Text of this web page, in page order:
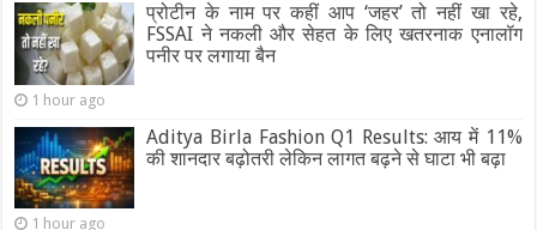
प्रोटीन के नाम पर कहीं आप ‘जहर’ तो नहीं खा रहे,
FSSAI ने नकली और सेहत के लिए खतरनाक एनालॉग
पनीर पर लगाया बैन
1 hour ago
Aditya Birla Fashion Q1 Results: आय में 11%
की शानदार बढ़ोतरी लेकिन लागत बढ़ने से घाटा भी बढ़ा
1 hour ago